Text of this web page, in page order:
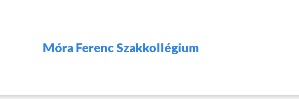
Móra Ferenc Szakkollégium